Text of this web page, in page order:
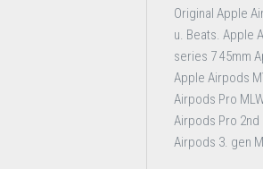
Original Apple
u. Beats. Apple
series 7 45mm
Apple Airpods
Airpods Pro
Airpods Pro 2nd
Airpods 3. gen